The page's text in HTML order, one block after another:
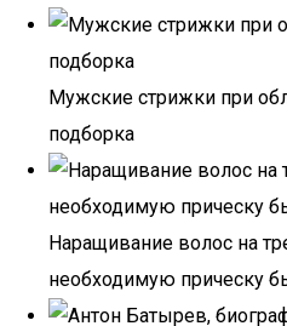
Мужские стрижки при
подборка
Наращивание волос на
необходимую прическу